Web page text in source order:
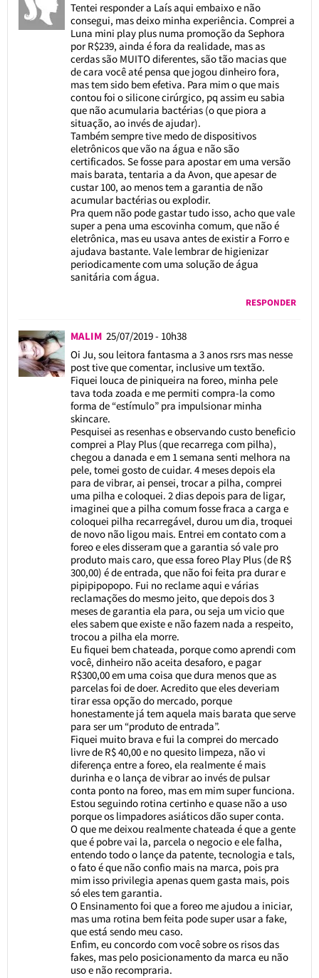
Tentei responder a Laís aqui embaixo e não
consegui, mas deixo minha experiência. Comprei a
Luna mini play plus numa promoção da Sephora
por R$239, ainda é fora da realidade, mas as
cerdas são MUITO diferentes, são tão macias que
de cara você até pensa que jogou dinheiro fora,
mas tem sido bem efetiva. Para mim o que mais
contou foi o silicone cirúrgico, pq assim eu sabia
que não acumularia bactérias (o que piora a
situação, ao invés de ajudar).
Também sempre tive medo de dispositivos
eletrônicos que vão na água e não são
certificados. Se fosse para apostar em uma versão
mais barata, tentaria a da Avon, que apesar de
custar 100, ao menos tem a garantia de não
acumular bactérias ou explodir.
Pra quem não pode gastar tudo isso, acho que vale
super a pena uma escovinha comum, que não é
eletrônica, mas eu usava antes de existir a Forro e
ajudava bastante. Vale lembrar de higienizar
periodicamente com uma solução de água
sanitária com água.
RESPONDER
MALIM 25/07/2019 - 10h38
Oi Ju, sou leitora fantasma a 3 anos rsrs mas nesse
post tive que comentar, inclusive um textão.
Fiquei louca de piniqueira na foreo, minha pele
tava toda zoada e me permiti compra-la como
forma de “estímulo” pra impulsionar minha
skincare.
Pesquisei as resenhas e observando custo beneficio
comprei a Play Plus (que recarrega com pilha),
chegou a danada e em 1 semana senti melhora na
pele, tomei gosto de cuidar. 4 meses depois ela
para de vibrar, ai pensei, trocar a pilha, comprei
uma pilha e coloquei. 2 dias depois para de ligar,
imaginei que a pilha comum fosse fraca a carga e
coloquei pilha recarregável, durou um dia, troquei
de novo não ligou mais. Entrei em contato com a
foreo e eles disseram que a garantia só vale pro
produto mais caro, que essa foreo Play Plus (de R$
300,00) é de entrada, que não foi feita pra durar e
pipipipopopo. Fui no reclame aqui e várias
reclamações do mesmo jeito, que depois dos 3
meses de garantia ela para, ou seja um vicio que
eles sabem que existe e não fazem nada a respeito,
trocou a pilha ela morre.
Eu fiquei bem chateada, porque como aprendi com
você, dinheiro não aceita desaforo, e pagar
R$300,00 em uma coisa que dura menos que as
parcelas foi de doer. Acredito que eles deveriam
tirar essa opção do mercado, porque
honestamente já tem aquela mais barata que serve
para ser um “produto de entrada”.
Fiquei muito brava e fui la comprei do mercado
livre de R$ 40,00 e no quesito limpeza, não vi
diferença entre a foreo, ela realmente é mais
durinha e o lança de vibrar ao invés de pulsar
conta ponto na foreo, mas em mim super funciona.
Estou seguindo rotina certinho e quase não a uso
porque os limpadores asiáticos dão super conta.
O que me deixou realmente chateada é que a gente
que é pobre vai la, parcela o negocio e ele falha,
entendo todo o lançe da patente, tecnologia e tals,
o fato é que não confio mais na marca, pois pra
mim isso privilegia apenas quem gasta mais, pois
só eles tem garantia.
O Ensinamento foi que a foreo me ajudou a iniciar,
mas uma rotina bem feita pode super usar a fake,
que está sendo meu caso.
Enfim, eu concordo com você sobre os risos das
fakes, mas pelo posicionamento da marca eu não
uso e não recompraria.